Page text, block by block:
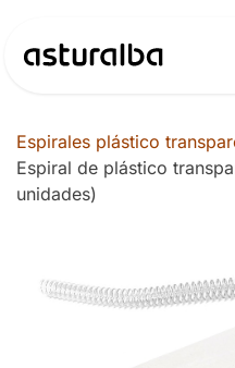
Espirales plástico
Espiral de plástico
unidades)